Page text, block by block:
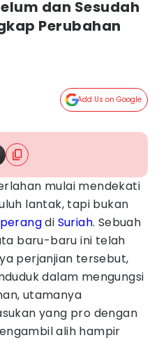
dan Sesudah
Perubahan
Add Us on Google
mulai mendekati
lantak, tapi bukan
perangdi Suriah. Sebuah
baru-baru ini telah
perjanjian tersebut,
dalam mengungsi
utamanya
yang pro dengan
alih hampir